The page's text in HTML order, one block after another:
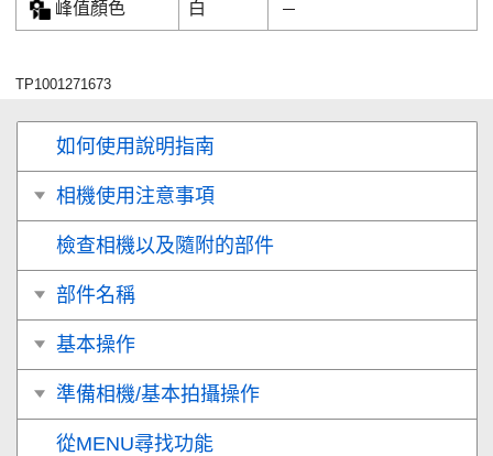
峰值顏色 白
TP1001271673
如何使用說明指南
相機使用注意事項
檢查相機以及隨附的部件
部件名稱
基本操作
準備相機/基本拍攝操作
從MENU尋找功能